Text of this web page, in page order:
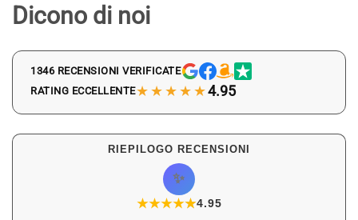
Dicono di noi
1346 RECENSIONI VERIFICATE
RATING ECCELLENTE★★★★★4.95
RIEPILOGO RECENSIONI
✨
★★★★★
★4.95